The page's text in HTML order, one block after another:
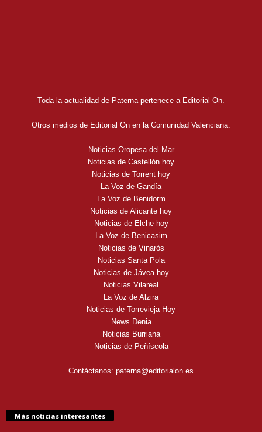
Toda la actualidad de Paterna pertenece a Editorial On.
Otros medios de Editorial On en la Comunidad Valenciana:
Noticias Oropesa del Mar
Noticias de Castellón hoy
Noticias de Torrent hoy
La Voz de Gandía
La Voz de Benidorm
Noticias de Alicante hoy
Noticias de Elche hoy
La Voz de Benicasim
Noticias de Vinaròs
Noticias Santa Pola
Noticias de Jávea hoy
Noticias Vilareal
La Voz de Alzira
Noticias de Torrevieja Hoy
News Denia
Noticias Burriana
Noticias de Peñíscola
Contáctanos: paterna@editorialon.es
Más noticias interesantes